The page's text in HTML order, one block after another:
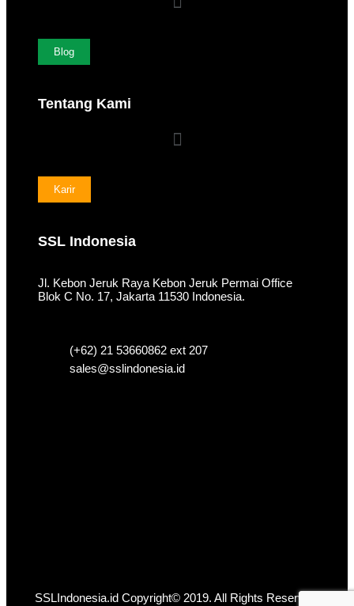
Blog
Tentang Kami
Karir
SSL Indonesia
Jl. Kebon Jeruk Raya Kebon Jeruk Permai Office
Blok C No. 17, Jakarta 11530 Indonesia.
(+62) 21 53660862 ext 207
sales@sslindonesia.id
SSLIndonesia.id Copyright© 2019. All Rights Reserved.